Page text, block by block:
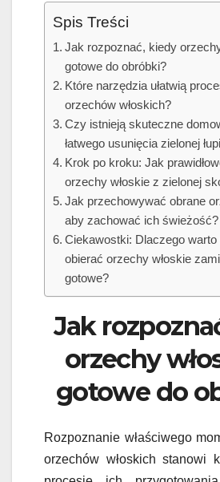
Spis Treści
Jak rozpoznać, kiedy
gotowe do obróbki?
Które narzędzia ułatwią
orzechów włoskich?
Czy istnieją skuteczne
łatwego usunięcia zielonej
Krok po kroku: Jak
orzechy włoskie z zielonej
Jak przechowywać obrane
aby zachować ich świeżość?
Ciekawostki: Dlaczego
obierać orzechy włoskie
gotowe?
Jak
orzechy
gotowe do
Rozpoznanie właściwego
orzechów włoskich stanowi